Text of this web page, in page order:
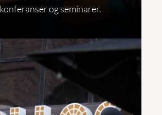
og seminarer.